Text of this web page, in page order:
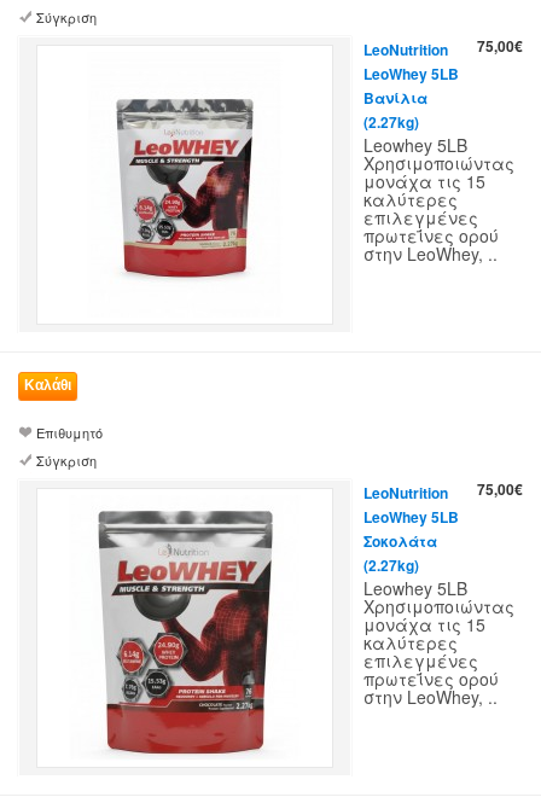
Σύγκριση
75,00€
LeoNutrition
LeoWhey 5LB
Βανίλια
(2.27kg)
Leowhey 5LB
Χρησιμοποιώντας
μονάχα τις 15
καλύτερες
επιλεγμένες
πρωτεΐνες ορού
στην LeoWhey, ..
Επιθυμητό
Σύγκριση
75,00€
LeoNutrition
LeoWhey 5LB
Σοκολάτα
(2.27kg)
Leowhey 5LB
Χρησιμοποιώντας
μονάχα τις 15
καλύτερες
επιλεγμένες
πρωτεΐνες ορού
στην LeoWhey, ..